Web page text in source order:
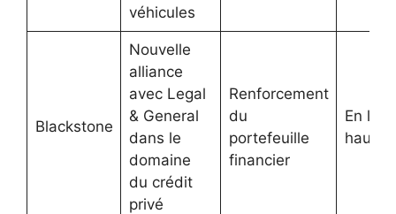
véhicules
Blackstone
Nouvelle
alliance
avec Legal
& General
dans le
domaine
du crédit
privé
Renforcement
du
portefeuille
financier
En
hausse